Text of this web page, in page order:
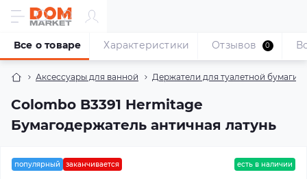
Аксессуары для ванной Держатели для туалетной бумаги
Colombo B3391 Hermitage
Бумагодержатель античная латунь
Все о товаре Характеристики Отзывов 0
популярный заканчивается есть в наличии